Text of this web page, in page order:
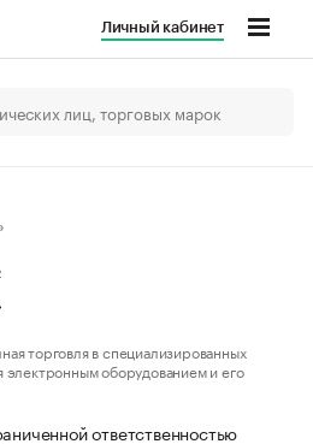
Личный кабинет
торговля в специализированных
электронным оборудованием и его
ответственностью